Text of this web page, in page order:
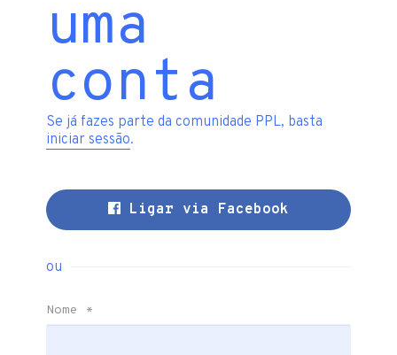
uma
conta
Se já fazes parte da comunidade PPL, basta
iniciar sessão.
Ligar via Facebook
ou
Nome *